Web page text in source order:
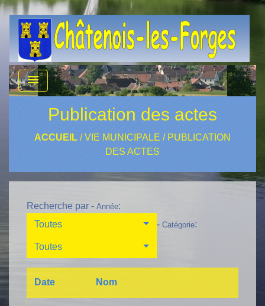
menu
Publication des actes
ACCUEIL /VIE MUNICIPALE / PUBLICATION
DES ACTES
Recherche par - Année:
Toutes
- Catégorie:
Toutes
Date Nom